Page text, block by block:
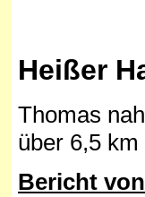
Heißer
Thomas
über 6,5 km
Bericht